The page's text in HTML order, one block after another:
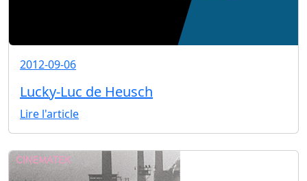
2012-09-06
Lucky-Luc de Heusch
Lire l'article